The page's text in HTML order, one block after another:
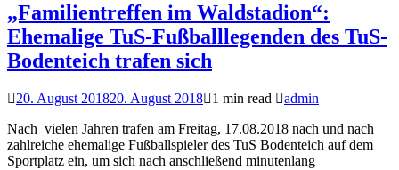
„Familientreffen im Waldstadion“:
Ehemalige TuS-Fußballlegenden des TuS-
Bodenteich trafen sich
20. August 201820. August 2018 1 min read
admin
Nach vielen Jahren trafen am Freitag, 17.08.2018 nach und nach
zahlreiche ehemalige Fußballspieler des TuS Bodenteich auf dem
Sportplatz ein, um sich nach anschließend minutenlang